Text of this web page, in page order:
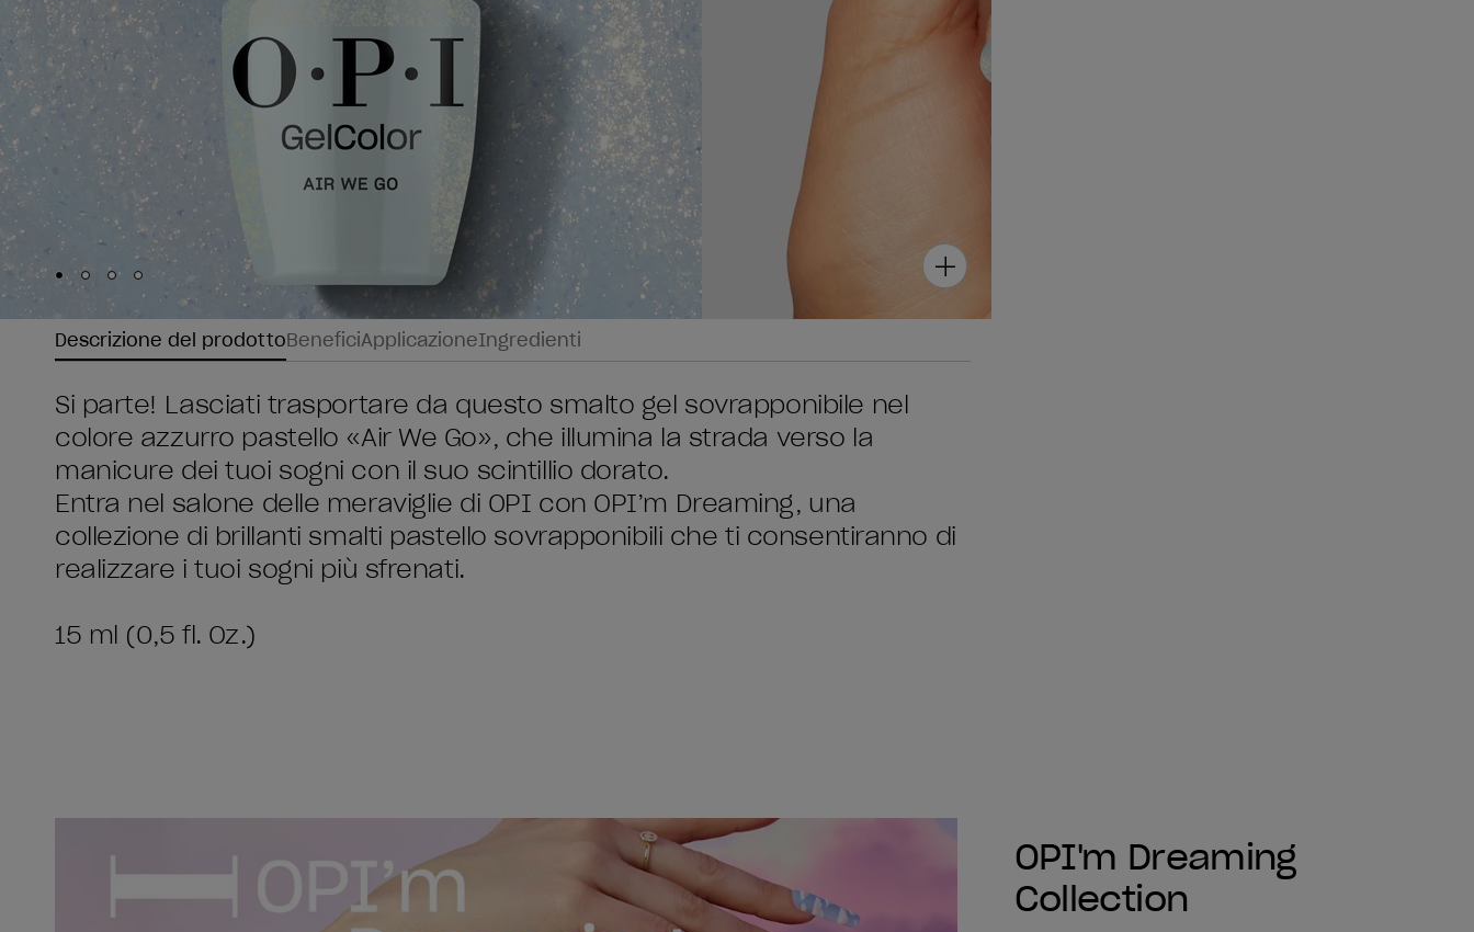
Skip to slide
Skip to slide
Skip to slide
Skip to slide 4
Descrizione del prodottoBeneficiApplicazioneIngredienti
Si parte! Lasciati trasportare da questo smalto gel sovrapponibile nel
colore azzurro pastello «Air We Go», che illumina la strada verso la
manicure dei tuoi sogni con il suo scintillio dorato.
Entra nel salone delle meraviglie di OPI con OPI’m Dreaming, una
collezione di brillanti smalti pastello sovrapponibili che ti consentiranno di
realizzare i tuoi sogni più sfrenati.
15 ml (0,5 fl. Oz.)
OPI'm Dreaming
Collection